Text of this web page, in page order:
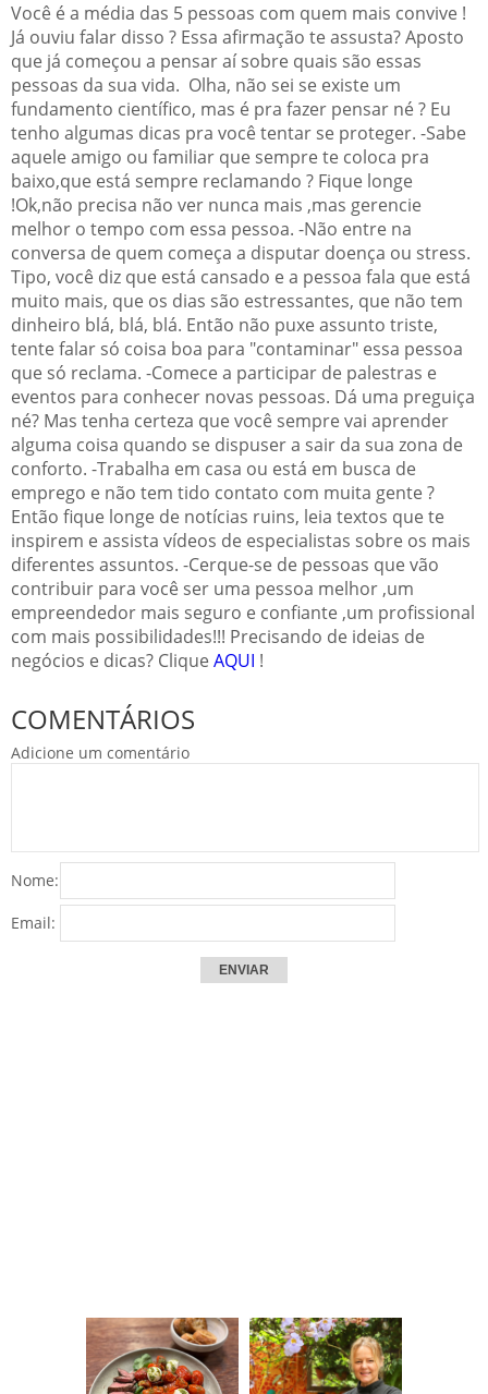
Você é a média das 5 pessoas com quem mais convive !
Já ouviu falar disso ? Essa afirmação te assusta? Aposto
que já começou a pensar aí sobre quais são essas
pessoas da sua vida. Olha, não sei se existe um
fundamento científico, mas é pra fazer pensar né ? Eu
tenho algumas dicas pra você tentar se proteger. -Sabe
aquele amigo ou familiar que sempre te coloca pra
baixo,que está sempre reclamando ? Fique longe
!Ok,não precisa não ver nunca mais ,mas gerencie
melhor o tempo com essa pessoa. -Não entre na
conversa de quem começa a disputar doença ou stress.
Tipo, você diz que está cansado e a pessoa fala que está
muito mais, que os dias são estressantes, que não tem
dinheiro blá, blá, blá. Então não puxe assunto triste,
tente falar só coisa boa para "contaminar" essa pessoa
que só reclama. -Comece a participar de palestras e
eventos para conhecer novas pessoas. Dá uma preguiça
né? Mas tenha certeza que você sempre vai aprender
alguma coisa quando se dispuser a sair da sua zona de
conforto. -Trabalha em casa ou está em busca de
emprego e não tem tido contato com muita gente ?
Então fique longe de notícias ruins, leia textos que te
inspirem e assista vídeos de especialistas sobre os mais
diferentes assuntos. -Cerque-se de pessoas que vão
contribuir para você ser uma pessoa melhor ,um
empreendedor mais seguro e confiante ,um profissional
com mais possibilidades!!! Precisando de ideias de
negócios e dicas? Clique AQUI !
COMENTÁRIOS
Adicione um comentário
Nome:
Email: